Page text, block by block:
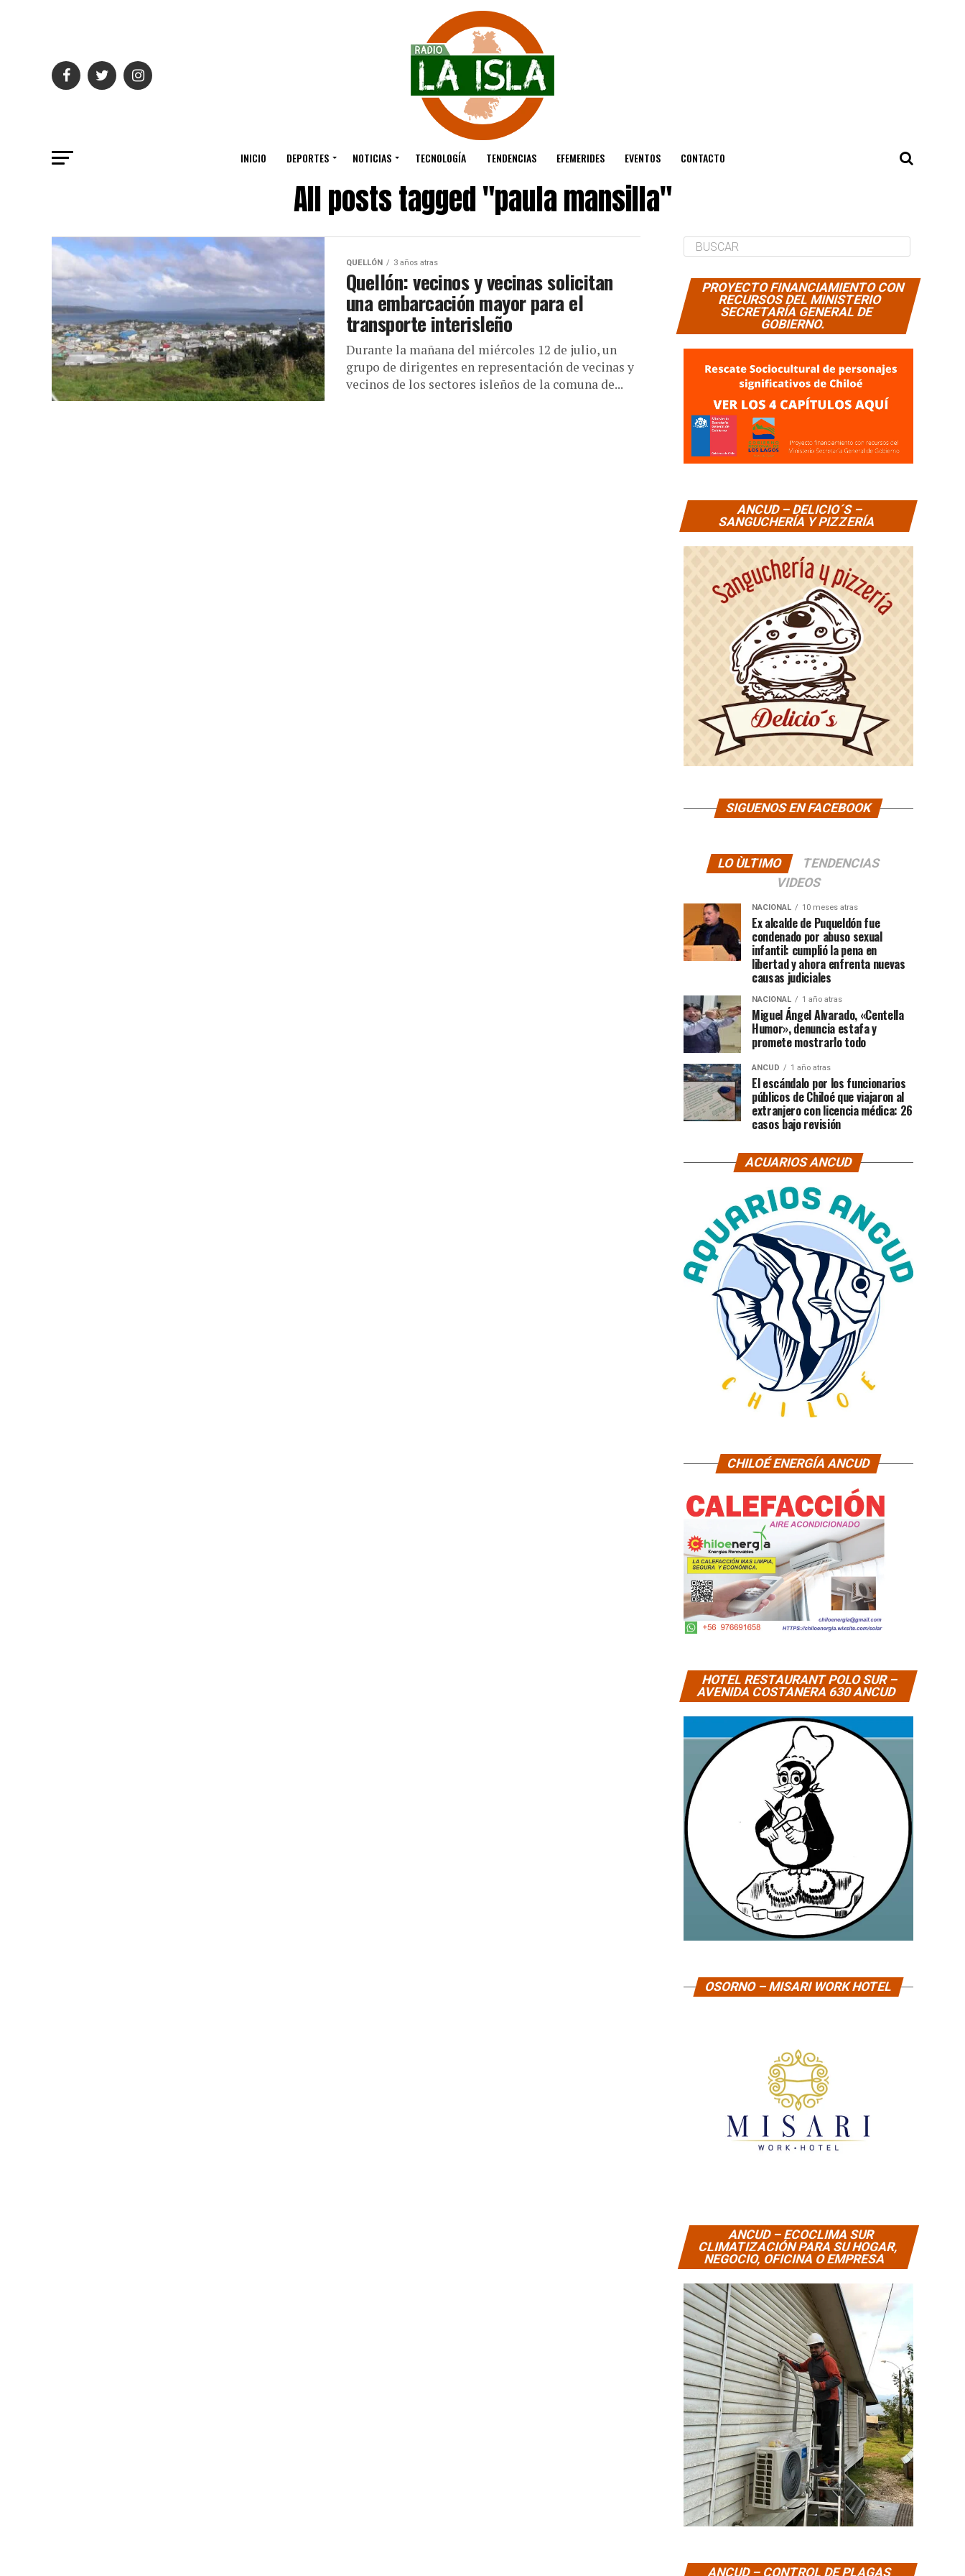
INICIO DEPORTES NOTICIAS TECNOLOGÍA TENDENCIAS EFEMERIDES EVENTOS CONTACTO
All posts tagged "paula mansilla"
QUELLÓN 3 años atras
Quellón: vecinos y vecinas solicitan
una embarcación mayor para el
transporte interisleño
Durante la mañana del miércoles 12 de julio, un
grupo de dirigentes en representación de vecinas y
vecinos de los sectores isleños de la comuna de...
PROYECTO FINANCIAMIENTO CON
RECURSOS DEL MINISTERIO
SECRETARÍA GENERAL DE
GOBIERNO.
ANCUD – DELICIO´S –
SANGUCHERÍA Y PIZZERÍA
SIGUENOS EN FACEBOOK
LO ÙLTIMO
TENDENCIAS
VIDEOS
NACIONAL 10 meses atras
Ex alcalde de Puqueldón fue
condenado por abuso sexual
infantil: cumplió la pena en
libertad y ahora enfrenta nuevas
causas judiciales
NACIONAL 1 año atras
Miguel Ángel Alvarado, «Centella
Humor», denuncia estafa y
promete mostrarlo todo
ANCUD 1 año atras
El escándalo por los funcionarios
públicos de Chiloé que viajaron al
extranjero con licencia médica: 26
casos bajo revisión
ACUARIOS ANCUD
CHILOÉ ENERGÍA ANCUD
HOTEL RESTAURANT POLO SUR –
AVENIDA COSTANERA 630 ANCUD
OSORNO – MISARI WORK HOTEL
ANCUD – ECOCLIMA SUR
CLIMATIZACIÓN PARA SU HOGAR,
NEGOCIO, OFICINA O EMPRESA
ANCUD – CONTROL DE PLAGAS